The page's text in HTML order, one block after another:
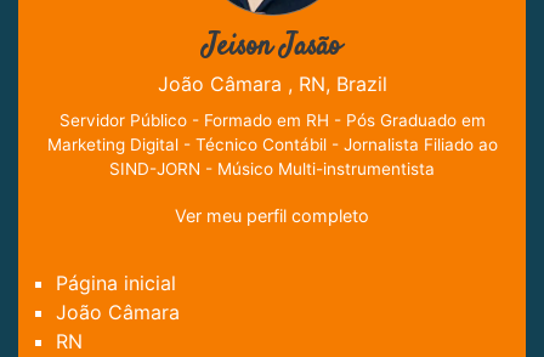
Jeison Jasão
João Câmara , RN, Brazil
Servidor Público - Formado em RH - Pós Graduado em
Marketing Digital - Técnico Contábil - Jornalista Filiado ao
SIND-JORN - Músico Multi-instrumentista
Ver meu perfil completo
Página inicial
João Câmara
RN